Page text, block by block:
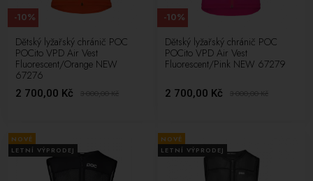
Dětský lyžařský chránič POC
POCito VPD Air Vest
Fluorescent/Orange NEW
67276
2 700,00 Kč 3 000,00Kč
-10%
Dětský lyžařský chránič POC
POCito VPD Air Vest
Fluorescent/Pink NEW 67279
2 700,00 Kč 3 000,00Kč
-10%
NOVÉ
LETNÍ VÝPRODEJ
NOVÉ
LETNÍ VÝPRODEJ